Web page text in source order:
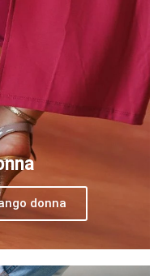
donna